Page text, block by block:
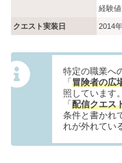
経験
クエスト実装日 2014
特定の職業へ
「 冒険者の広
照しています
「 配信クエス
条件と書かれ
れが外れてい